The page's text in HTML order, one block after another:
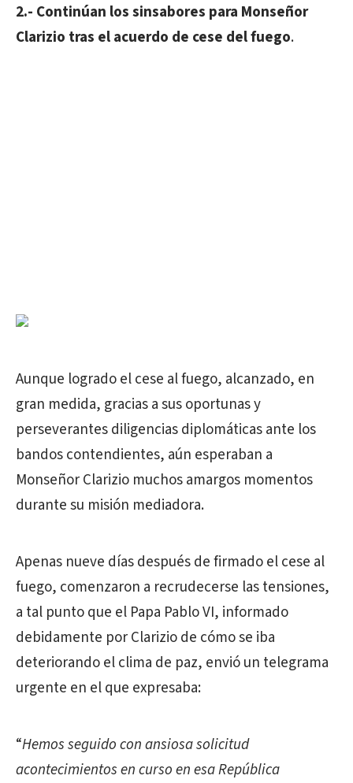
2.- Continúan los sinsabores para Monseñor
Clarizio tras el acuerdo de cese del fuego.
Aunque logrado el cese al fuego, alcanzado, en
gran medida, gracias a sus oportunas y
perseverantes diligencias diplomáticas ante los
bandos contendientes, aún esperaban a
Monseñor Clarizio muchos amargos momentos
durante su misión mediadora.
Apenas nueve días después de firmado el cese al
fuego, comenzaron a recrudecerse las tensiones,
a tal punto que el Papa Pablo VI, informado
debidamente por Clarizio de cómo se iba
deteriorando el clima de paz, envió un telegrama
urgente en el que expresaba:
“Hemos seguido con ansiosa solicitud
acontecimientos en curso en esa República